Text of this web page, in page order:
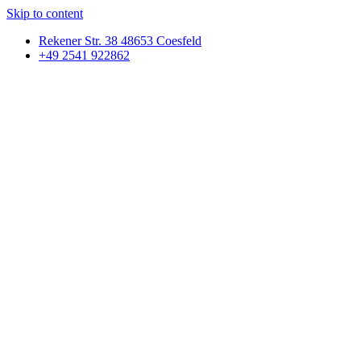
Skip to content
Rekener Str. 38 48653 Coesfeld
+49 2541 922862